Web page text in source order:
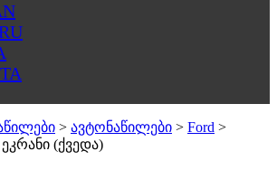
> ავტონაწილები > Ford >
ეკრანი (ქვედა)